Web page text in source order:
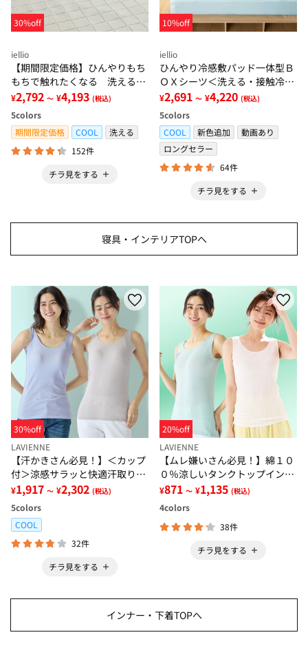
30%off
iellio
【期間限定価格】ひんやりもち
もちで触れたくなる 洗えるラ
グ＜低反発・滑りにくい・接触
冷感・防ダニ・カーペット＞
¥2,792 ～ ¥4,193 (税込)
5colors
期間限定価格
COOL
洗える
152件
チラ見をする
10%off
iellio
ひんやり冷感敷パッド一体型Ｂ
ＯＸシーツ＜洗える・接触冷
感・抗菌防臭・時短・家事楽・
ボックスシーツ・寝苦しさ対策
＞
¥2,691 ～ ¥4,220 (税込)
5colors
COOL
新色追加
動画あり
ロングセラー
64件
チラ見をする
寝具・インテリアTOPへ
30%off
LAVIENNE
【汗かきさん必見！】＜カップ
付＞涼感サラッと快適汗取りタ
ンクトップインナー＜さらりラ
ボ＞
¥1,917 ～ ¥2,302 (税込)
5colors
COOL
32件
チラ見をする
20%off
LAVIENNE
【ムレ嫌いさん必見！】綿１０
０％涼しいタンクトップインナ
ー＜さらりラボ＞
¥871 ～ ¥1,135 (税込)
4colors
38件
チラ見をする
インナー・下着TOPへ